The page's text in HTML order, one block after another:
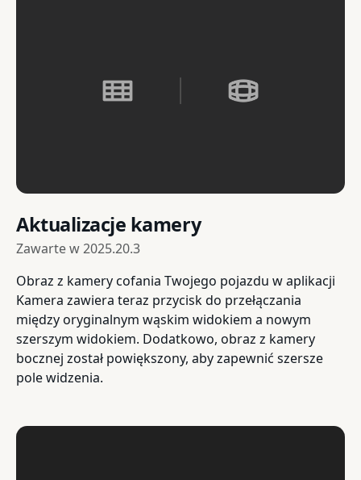
Aktualizacje kamery
Zawarte w2025.20.3
Obraz z kamery cofania Twojego pojazdu w aplikacji
Kamera zawiera teraz przycisk do przełączania
między oryginalnym wąskim widokiem a nowym
szerszym widokiem. Dodatkowo, obraz z kamery
bocznej został powiększony, aby zapewnić szersze
pole widzenia.